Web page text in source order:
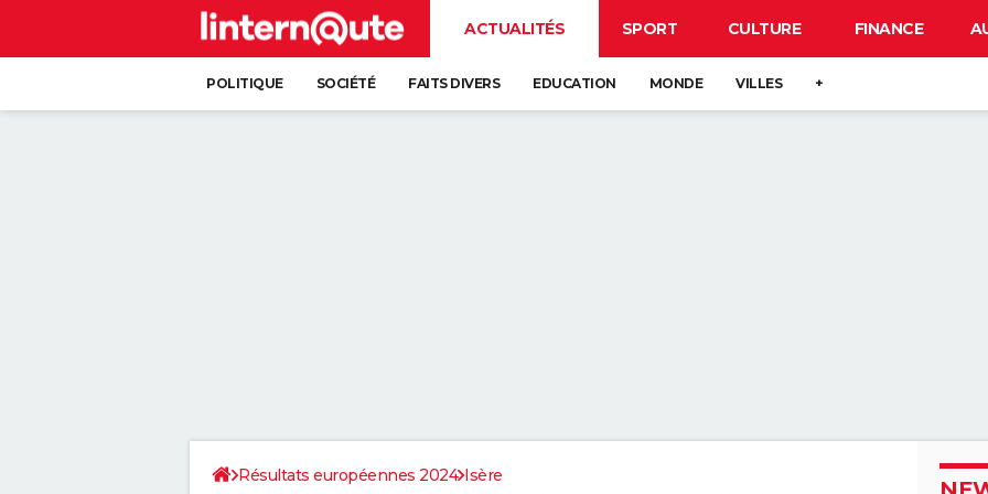
ACTUALITÉS SPORT CULTURE FINANCE
POLITIQUE SOCIÉTÉ FAITS DIVERS EDUCATION MONDE VILLES +
Résultats européennes 2024 Isère